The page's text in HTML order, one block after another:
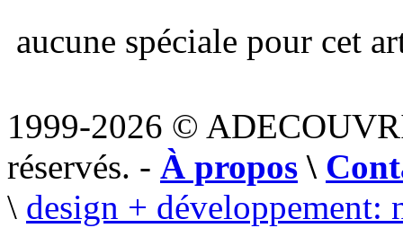
aucune spéciale pour cet
1999-2026 ©
réservés. - À propos \
\ design + développement: